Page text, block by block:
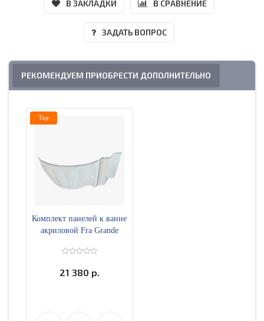
В ЗАКЛАДКИ В СРАВНЕНИЕ
ЗАДАТЬ ВОПРОС
РЕКОМЕНДУЕМ ПРИОБРЕСТИ ДОПОЛНИТЕЛЬНО
Комплект панелей к ванне
акриловой Fra Grande
белый с молдингами 4-00-0-
21 380 р.
Top